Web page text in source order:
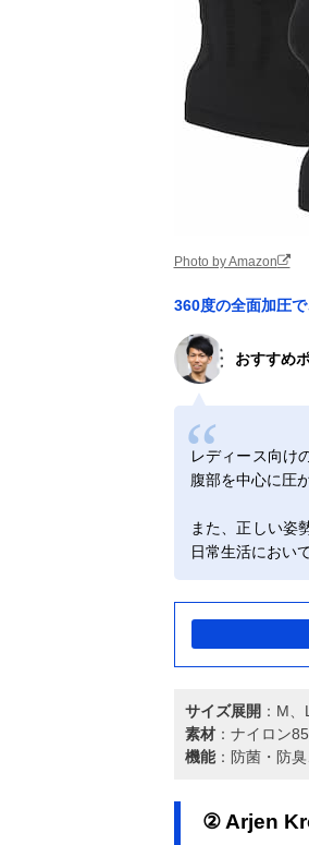
Photo by Amazon
360度の全面加圧
おすすめ
レディース向け
腹部を中心に圧
また、正しい姿
日常生活におい
サイズ展開 ：M、L
素材：ナイロン
機能：防菌・防
② Arjen